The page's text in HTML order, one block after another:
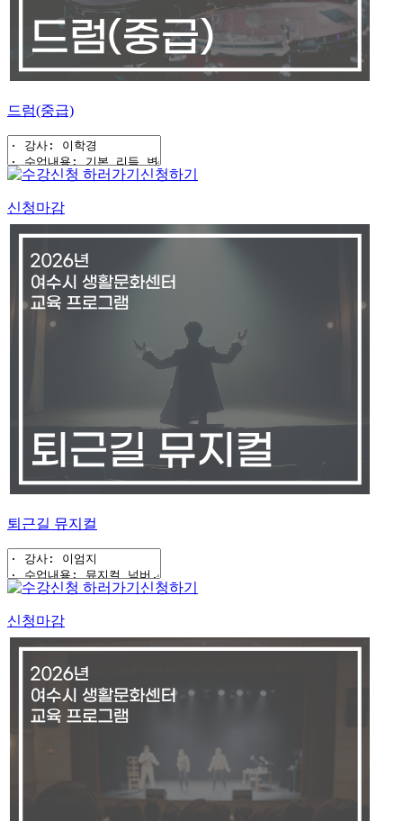
드럼(중급)
신청하기
신청마감
퇴근길 뮤지컬
신청하기
신청마감